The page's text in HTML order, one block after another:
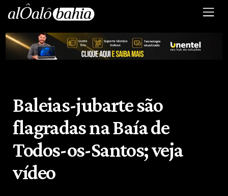
Baleias-jubarte são
flagradas na Baía de
Todos-os-Santos; veja
vídeo